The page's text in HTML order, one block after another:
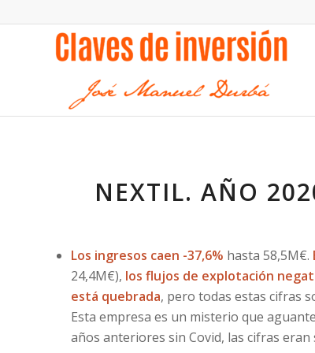
NEXTIL. AÑO
Los ingresos caen -37,6% hasta 58,5M€.
24,4M€), los flujos de explotación
está quebrada, pero todas estas cifras
Esta empresa es un misterio que
años anteriores sin Covid, las cifras eran